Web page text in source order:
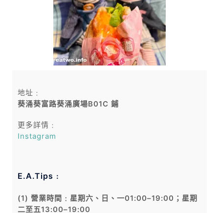
地址﹕
葵涌葵富路葵涌廣場B01C 鋪
更多詳情﹕
Instagram
E.A.Tips﹕
(1) 營業時間﹕星期六、日、一01:00–19:00；星期
二至五13:00–19:00